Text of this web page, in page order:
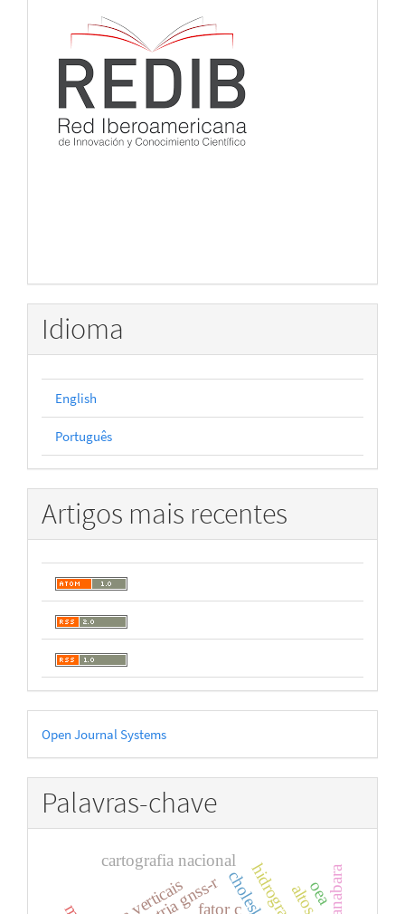
Idioma
English
Português
Artigos mais recentes
Desenvolvido
por
Open Journal Systems
Palavras-chave
hidrografia
cartografia nacional
fator ccholesky oeaguanabara